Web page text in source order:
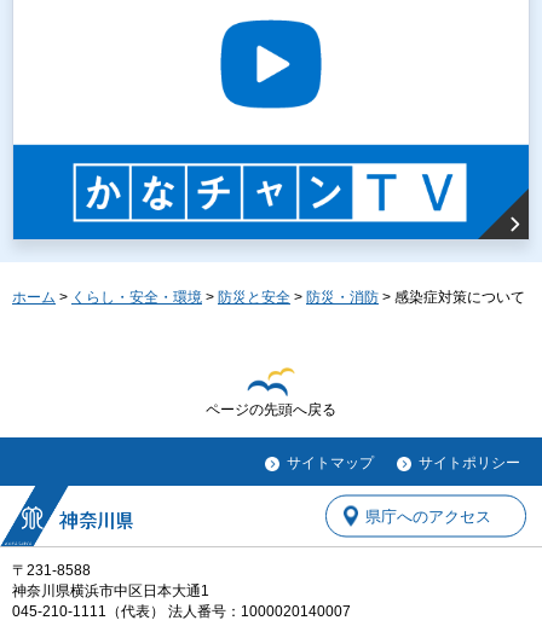
ホーム > くらし・安全・環境 > 防災と安全 > 防災・消防 > 感染症対策について
ページの先頭へ戻る
サイトマップ サイトポリシー
〒231-8588
神奈川県横浜市中区日本大通1
045-210-1111（代表） 法人番号：1000020140007
県庁へのアクセス